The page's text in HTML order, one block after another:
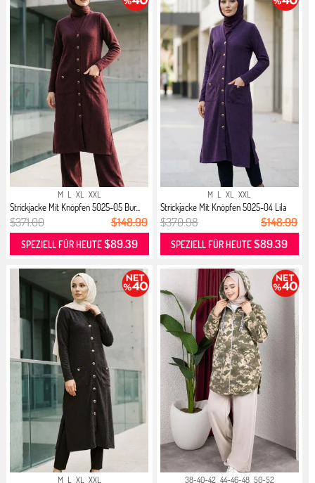
M L XL XXL
Strickjacke Mit Knöpfen 5025-05 Bur...
$371.00 $148.99
SPEZIELL FÜR HEUTE$89.39
M L XL XXL
Strickjacke Mit Knöpfen 5025-04 Lila
$370.98 $148.99
SPEZIELL FÜR HEUTE$89.39
M L XL XXL 38-40-42 44-46-48 50-52